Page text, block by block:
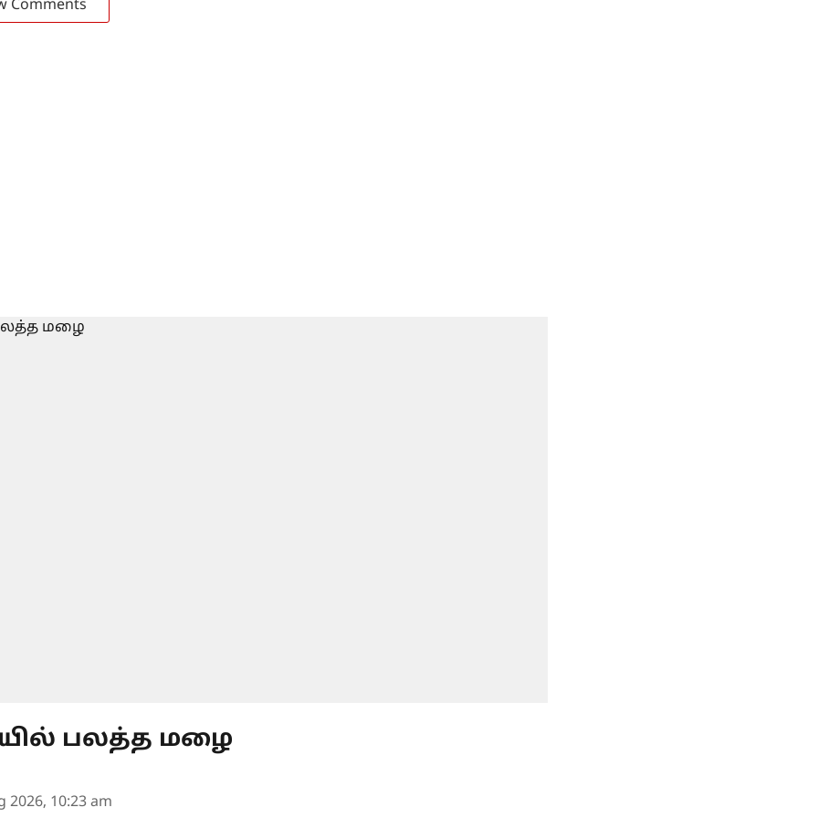
Comments
பலத்த மழை
2026, 10:23 am